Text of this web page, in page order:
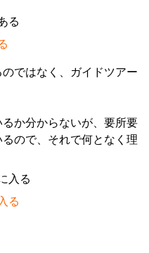
ではなく、ガイドツアー
か分からないが、要所要
ので、それで何となく理
る